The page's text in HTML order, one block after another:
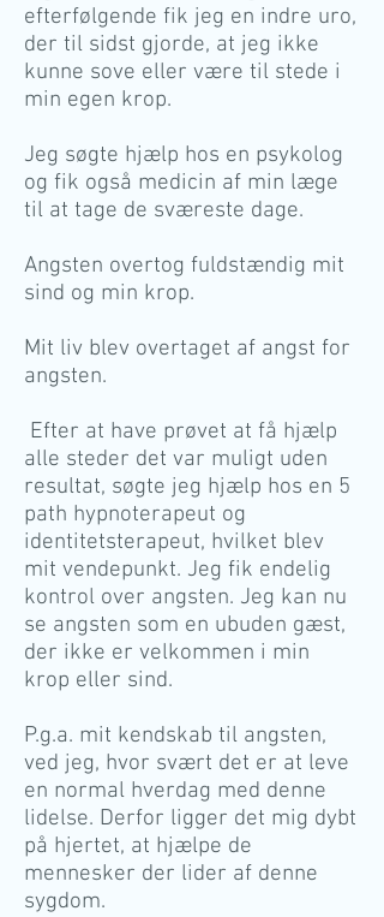
efterfølgende fik jeg en indre uro,
der til sidst gjorde, at jeg ikke
kunne sove eller være til stede i
min egen krop.
Jeg søgte hjælp hos en psykolog
og fik også medicin af min læge
til at tage de sværeste dage.
Angsten overtog fuldstændig mit
sind og min krop.
Mit liv blev overtaget af angst for
angsten.
Efter at have prøvet at få hjælp
alle steder det var muligt uden
resultat, søgte jeg hjælp hos en 5
path hypnoterapeut og
identitetsterapeut, hvilket blev
mit vendepunkt. Jeg fik endelig
kontrol over angsten. Jeg kan nu
se angsten som en ubuden gæst,
der ikke er velkommen i min
krop eller sind.
P.g.a. mit kendskab til angsten,
ved jeg, hvor svært det er at leve
en normal hverdag med denne
lidelse. Derfor ligger det mig dybt
på hjertet, at hjælpe de
mennesker der lider af denne
sygdom.